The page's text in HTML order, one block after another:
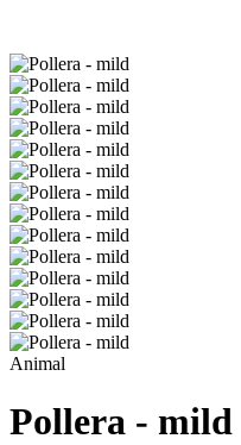
Animal
Pollera - mild